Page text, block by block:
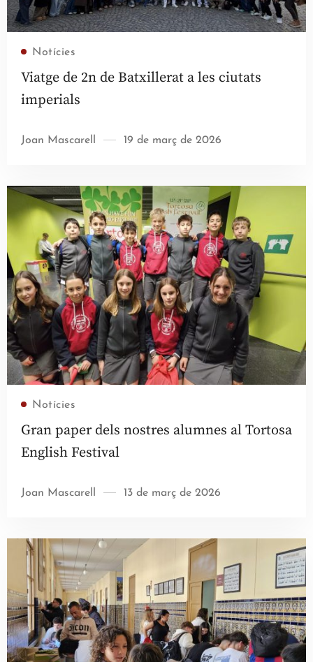
Notícies
Viatge de 2n de Batxillerat a les ciutats
imperials
Joan Mascarell 19 de març de 2026
Notícies
Gran paper dels nostres alumnes al Tortosa
English Festival
Joan Mascarell 13 de març de 2026